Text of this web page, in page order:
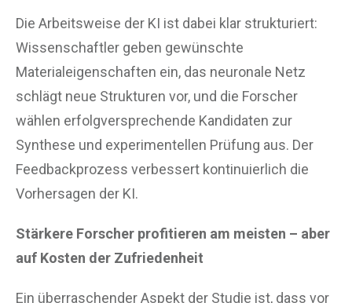
Die Arbeitsweise der KI ist dabei klar strukturiert:
Wissenschaftler geben gewünschte
Materialeigenschaften ein, das neuronale Netz
schlägt neue Strukturen vor, und die Forscher
wählen erfolgversprechende Kandidaten zur
Synthese und experimentellen Prüfung aus. Der
Feedbackprozess verbessert kontinuierlich die
Vorhersagen der KI.
Stärkere Forscher profitieren am meisten – aber
auf Kosten der Zufriedenheit
Ein überraschender Aspekt der Studie ist, dass vor